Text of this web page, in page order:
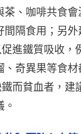
、咖啡共食會
間隔食用；另
進鐵質吸收，
、奇異果等食
而貧血者，建